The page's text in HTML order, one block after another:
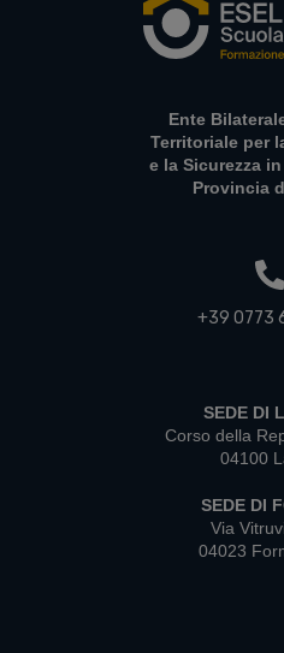
Ente
Territoriale per
e la Sicurezza
Provincia
+39 0773
SEDE DI
Corso della
04100
SEDE DI
Via
04023